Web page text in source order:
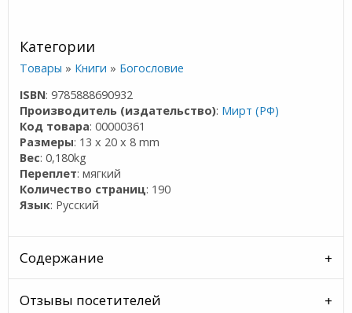
Категории
Товары » Книги » Богословие
ISBN: 9785888690932
Производитель (издательство): Мирт (РФ)
Код товара: 00000361
Размеры: 13 x 20 x 8 mm
Вес: 0,180kg
Переплет: мягкий
Количество страниц: 190
Язык: Русский
Содержание
Отзывы посетителей